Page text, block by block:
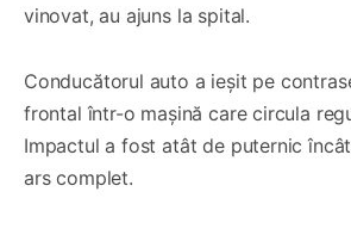
vinovat, au ajuns la spital.
Conducătorul auto a ieșit pe
frontal într-o mașină care circula
Impactul a fost atât de puternic
ars complet.